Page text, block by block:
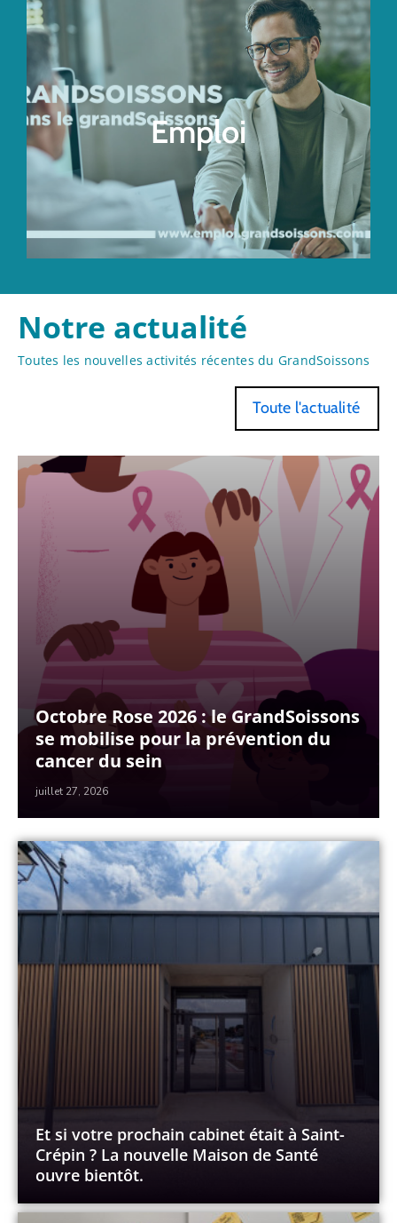
Emploi
emploi grandsoissons
Accéder au site
Notre actualité
Toutes les nouvelles activités récentes du GrandSoissons
Toute l'actualité
Octobre Rose 2026 : le GrandSoissons
se mobilise pour la prévention du
cancer du sein
juillet 27, 2026
Et si votre prochain cabinet était à Saint-
Crépin ? La nouvelle Maison de Santé
ouvre bientôt.